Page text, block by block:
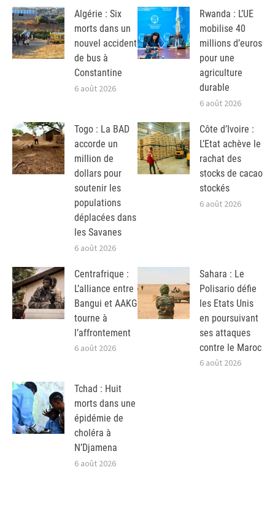
Algérie : Six
morts dans un
nouvel accident
de bus à
Constantine
6 août 2026
Rwanda : L’UE
mobilise 40
millions d’euros
pour une
agriculture
durable
6 août 2026
Togo : La BAD
accorde un
million de
dollars pour
soutenir les
populations
déplacées dans
les Savanes
6 août 2026
Côte d’Ivoire :
L’Etat achève le
rachat des
stocks de cacao
stockés
6 août 2026
Centrafrique :
L’alliance entre
Bangui et AAKG
tourne à
l’affrontement
6 août 2026
Sahara : Le
Polisario défie
les Etats Unis
en poursuivant
ses attaques
contre le Maroc
6 août 2026
Tchad : Huit
morts dans une
épidémie de
choléra à
N’Djamena
6 août 2026